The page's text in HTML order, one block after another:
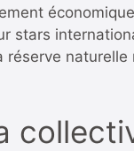
stars
naturelle